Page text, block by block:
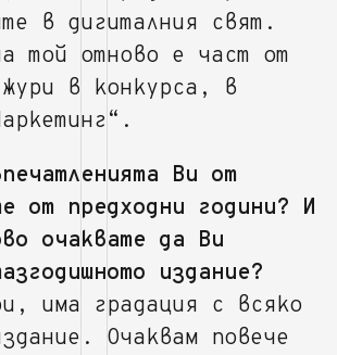
в дигиталния свят.
той отново е част от
жури в конкурса, в
Ви от
от предходни години? И
очаквате да Ви
издание?
има градация с всяко
Очаквам повече